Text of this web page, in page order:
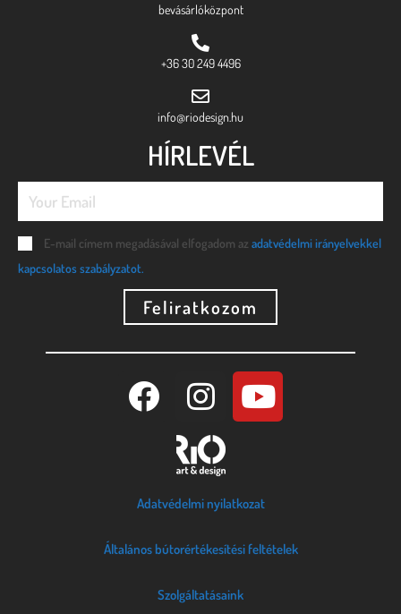
bevásárlóközpont
+36 30 249 4496
info@riodesign.hu
HÍRLEVÉL
E-mail címem megadásával elfogadom az adatvédelmi irányelvekkel
kapcsolatos szabályzatot.
Feliratkozom
Adatvédelmi nyilatkozat
Általános bútorértékesítési feltételek
Szolgáltatásaink